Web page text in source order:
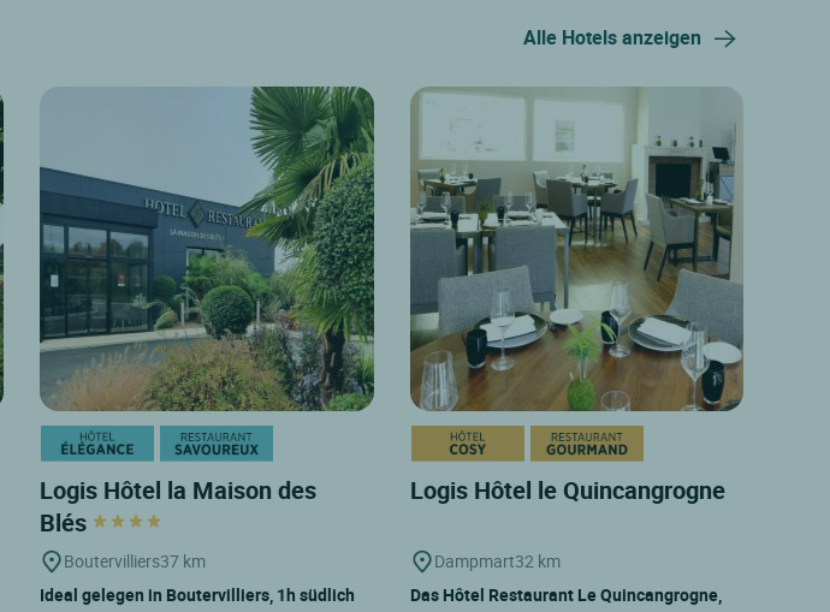
Alle Hotels anzeigen
Logis Hôtel la Maison des
Blés
Boutervilliers37 km
Ideal gelegen in Boutervilliers, 1h südlich
Logis Hôtel le Quincangrogne
Dampmart32 km
Das Hôtel Restaurant Le Quincangrogne,